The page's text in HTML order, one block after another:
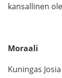
kansallinen
Moraali
Kuningas